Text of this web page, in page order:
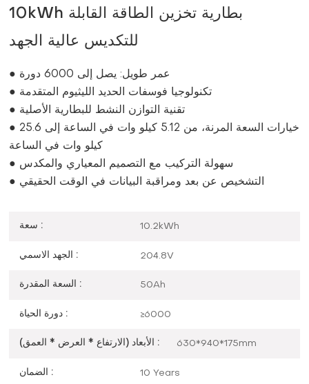
10kWh بطارية تخزين الطاقة القابلة
للتكديس عالية الجهد
● عمر طويل: يصل إلى 6000 دورة
● تكنولوجيا فوسفات الحديد الليثيوم المتقدمة
● تقنية التوازن النشط للبطارية الأصلية
● خيارات السعة المرنة، من 5.12 كيلو وات في الساعة إلى 25.6
كيلو وات في الساعة
● سهولة التركيب مع التصميم المعياري والمكدس
● التشخيص عن بعد ومراقبة البيانات في الوقت الحقيقي
سعة : 10.2kWh
الجهد الاسمي : 204.8V
السعة المقدرة : 50Ah
دورة الحياة : ≥6000
الأبعاد (الارتفاع * العرض * العمق) : 630*940*175mm
الضمان : 10 Years